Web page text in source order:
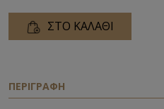
ΣΤΟ ΚΑΛΑΘΙ
ΠΕΡΙΓΡΑΦΗ